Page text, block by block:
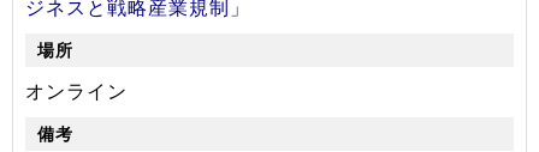
ジネスと戦略産業規制」
オンライン